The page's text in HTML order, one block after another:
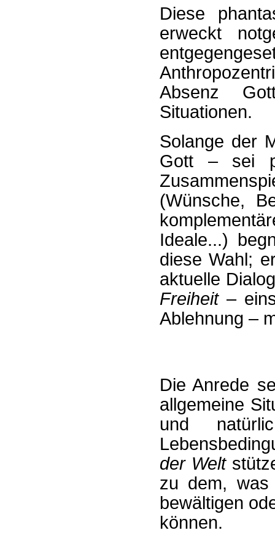
Diese
erweckt
Absenz
Situationen.
Solange der
Gott – sei
(Wünsche,
Ideale...)
diese Wahl;
aktuelle
Freiheit–
Ablehnung –
Die Anrede
allgemeine
und
der Welt
zu dem, was
bewältigen
können.